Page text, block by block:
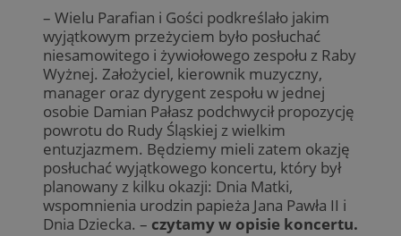
– Wielu Parafian i Gości podkreślało jakim
wyjątkowym przeżyciem było posłuchać
niesamowitego i żywiołowego zespołu z Raby
Wyżnej. Założyciel, kierownik muzyczny,
manager oraz dyrygent zespołu w jednej
osobie Damian Pałasz podchwycił propozycję
powrotu do Rudy Śląskiej z wielkim
entuzjazmem. Będziemy mieli zatem okazję
posłuchać wyjątkowego koncertu, który był
planowany z kilku okazji: Dnia Matki,
wspomnienia urodzin papieża Jana Pawła II i
Dnia Dziecka. – czytamy w opisie koncertu.